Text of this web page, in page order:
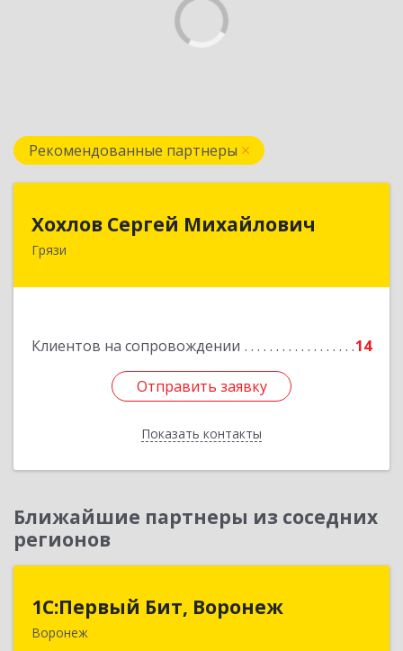
Рекомендованные партнеры
Хохлов Сергей Михайлович
Грязи
Клиентов на сопровождении 14
Отправить заявку
Показать контакты
Хохлов Сергей Михайлович
Отправить заявку
Назад
Ближайшие партнеры из соседних
регионов
1С:Первый Бит, Воронеж
Воронеж
1С:Первый Бит, Воронеж
394006, Воронежская обл, Воронеж г, 20-летия